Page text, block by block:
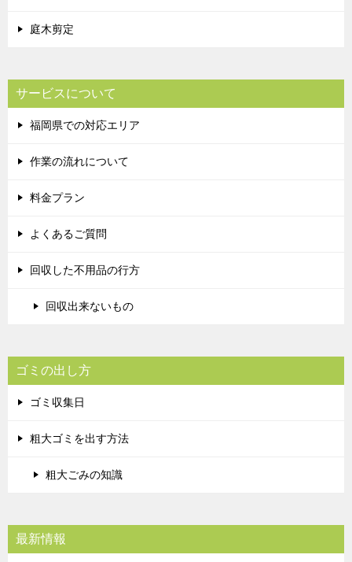
庭木剪定
サービスについて
福岡県での対応エリア
作業の流れについて
料金プラン
よくあるご質問
回収した不用品の行方
回収出来ないもの
ゴミの出し方
ゴミ収集日
粗大ゴミを出す方法
粗大ごみの知識
最新情報